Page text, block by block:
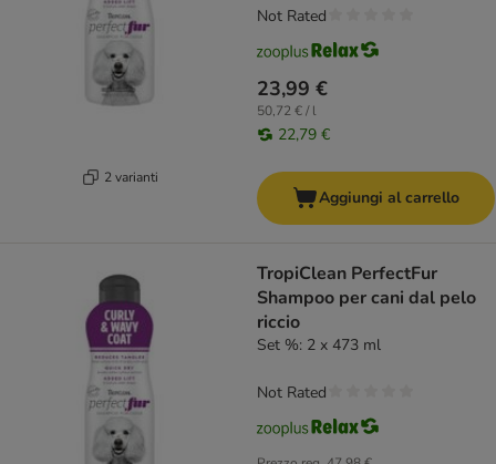
2 varianti
23,99 €
50,72 € / l
22,79 €
Not Rated
Aggiungi al carrello
TropiClean PerfectFur
Shampoo per cani dal pelo
riccio
Set %: 2 x 473 ml
Not Rated